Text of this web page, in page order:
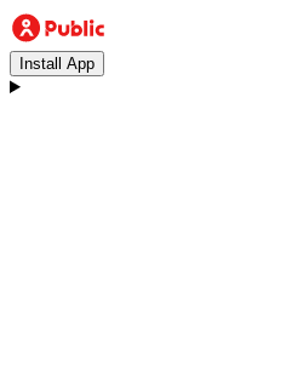
Install App